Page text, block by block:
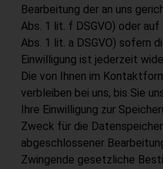
Bearbeitung der an uns
Abs. 1 lit. f DSGVO) oder
Abs. 1 lit. a DSGVO) sofern
Einwilligung ist jederzeit
Die von Ihnen im
verbleiben bei uns, bis Sie
Ihre Einwilligung zur
Zweck für die
abgeschlossener
Zwingende gesetzliche